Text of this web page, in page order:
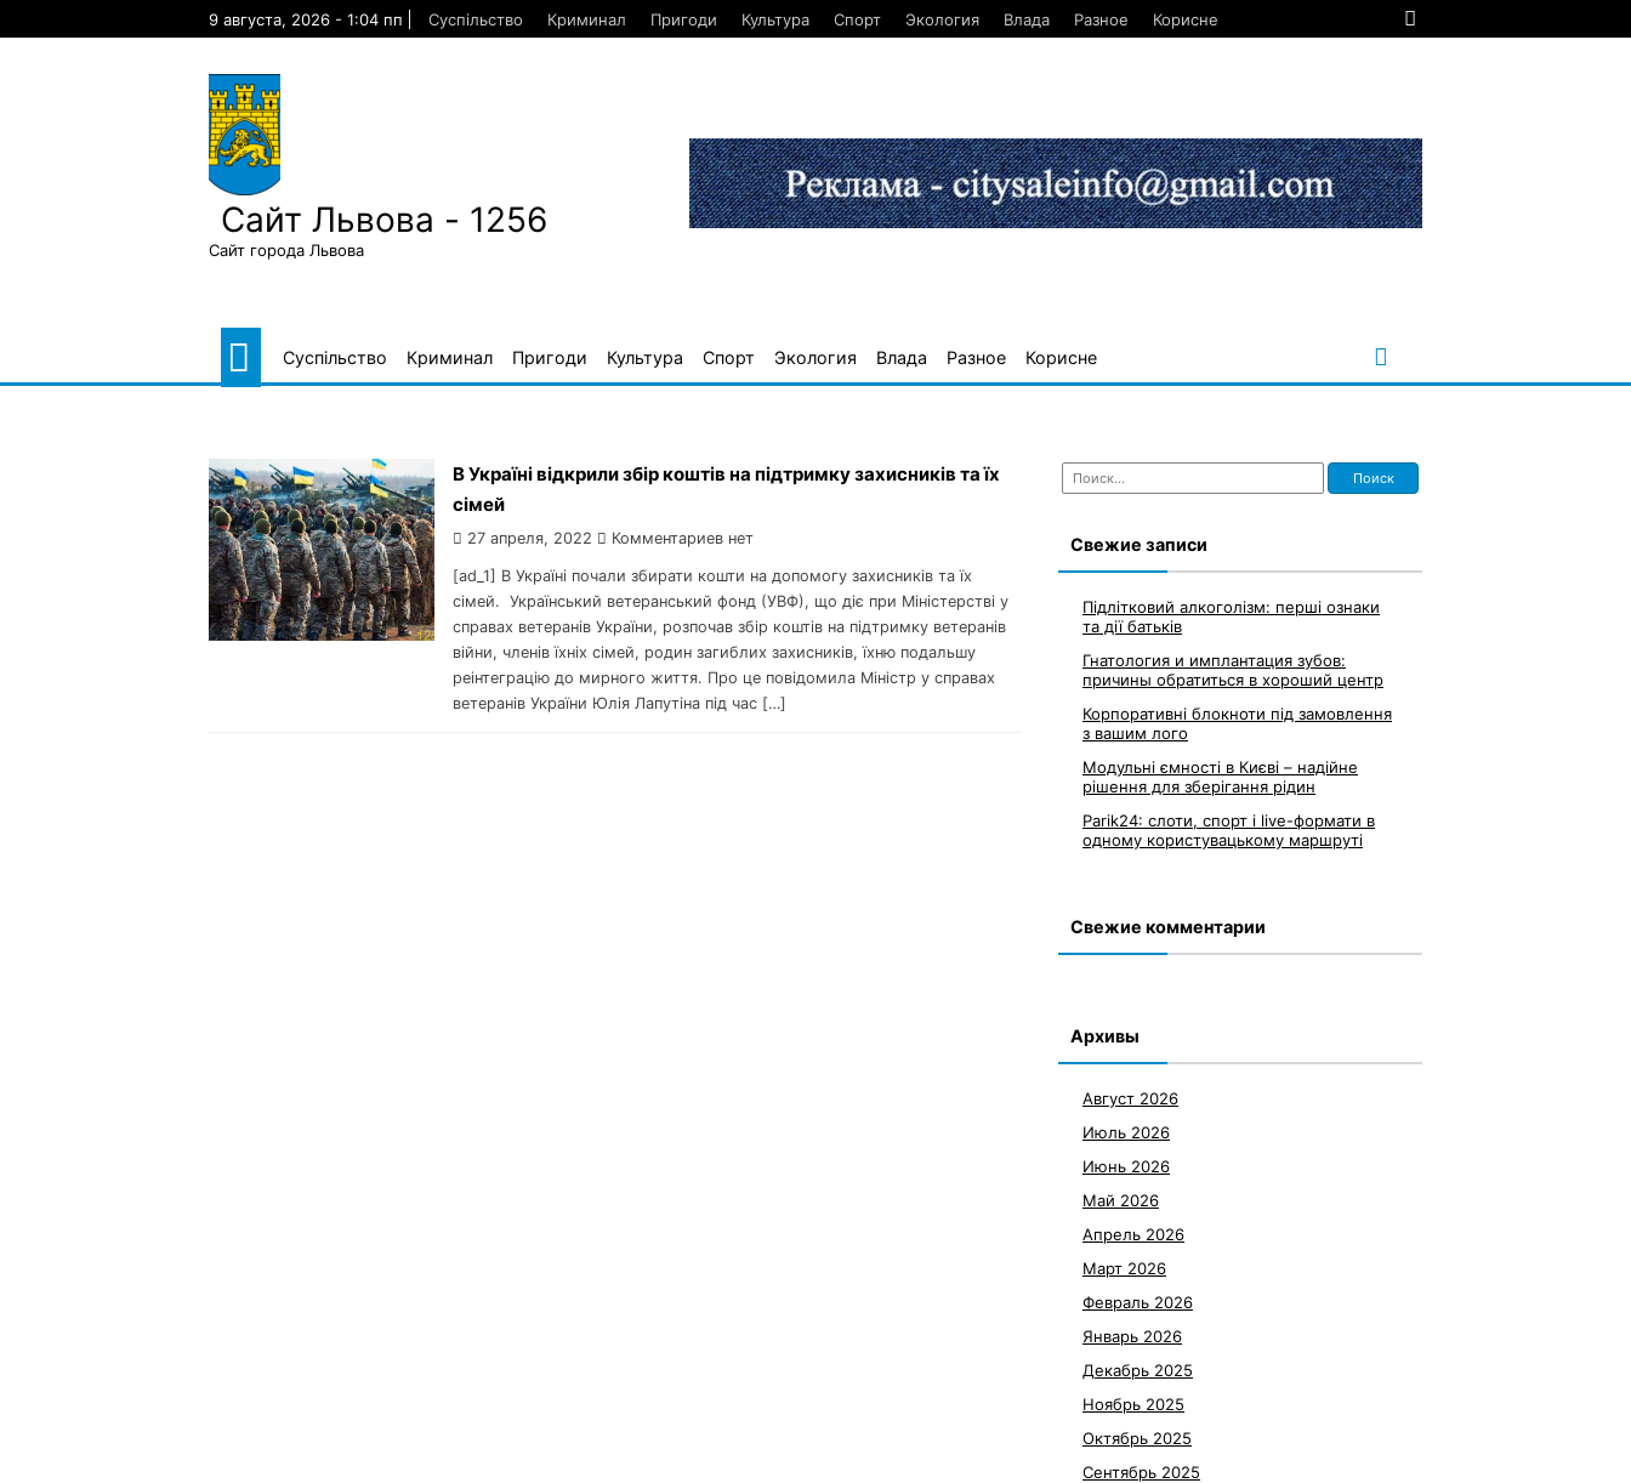
9 августа, 2026 - 1:04 пп Суспільство Криминал Пригоди Культура Спорт Экология Влада Разное Корисне
Сайт Львова - 1256
Сайт города Львова
Суспільство Криминал Пригоди Культура Спорт Экология Влада Разное Корисне
В Україні відкрили збір коштів на підтримку захисників та їх
сімей
27 апреля, 2022 Комментариев нет
[ad_1] В Україні почали збирати кошти на допомогу захисників та їх
сімей. Український ветеранський фонд (УВФ), що діє при Міністерстві у
справах ветеранів України, розпочав збір коштів на підтримку ветеранів
війни, членів їхніх сімей, родин загиблих захисників, їхню подальшу
реінтеграцію до мирного життя. Про це повідомила Міністр у справах
ветеранів України Юлія Лапутіна під час […]
Найти:
Свежие записи
Підлітковий алкоголізм: перші ознаки
та дії батьків
Гнатология и имплантация зубов:
причины обратиться в хороший центр
Корпоративні блокноти під замовлення
з вашим лого
Модульні ємності в Києві – надійне
рішення для зберігання рідин
Parik24: слоти, спорт і live-формати в
одному користувацькому маршруті
Свежие комментарии
Архивы
Август 2026
Июль 2026
Июнь 2026
Май 2026
Апрель 2026
Март 2026
Февраль 2026
Январь 2026
Декабрь 2025
Ноябрь 2025
Октябрь 2025
Сентябрь 2025